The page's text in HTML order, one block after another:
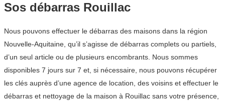
Sos débarras Rouillac
Nous pouvons effectuer le débarras des maisons dans la région
Nouvelle-Aquitaine, qu’il s’agisse de débarras complets ou partiels,
d’un seul article ou de plusieurs encombrants. Nous sommes
disponibles 7 jours sur 7 et, si nécessaire, nous pouvons récupérer
les clés auprès d’une agence de location, des voisins et effectuer le
débarras et nettoyage de la maison à Rouillac sans votre présence,